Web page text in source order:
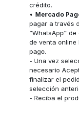
crédito.
• Mercado
pagar a través
“WhatsApp”
de venta online
pago.
- Una vez
necesario
finalizar el
selección
- Reciba el